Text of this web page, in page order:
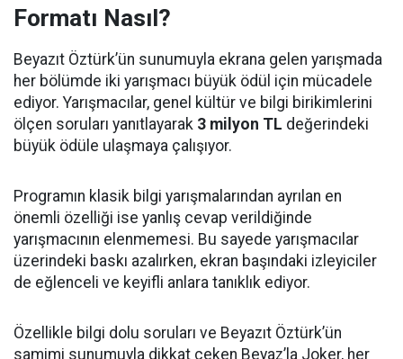
Formatı Nasıl?
Beyazıt Öztürk’ün sunumuyla ekrana gelen yarışmada
her bölümde iki yarışmacı büyük ödül için mücadele
ediyor. Yarışmacılar, genel kültür ve bilgi birikimlerini
ölçen soruları yanıtlayarak 3 milyon TL değerindeki
büyük ödüle ulaşmaya çalışıyor.
Programın klasik bilgi yarışmalarından ayrılan en
önemli özelliği ise yanlış cevap verildiğinde
yarışmacının elenmemesi. Bu sayede yarışmacılar
üzerindeki baskı azalırken, ekran başındaki izleyiciler
de eğlenceli ve keyifli anlara tanıklık ediyor.
Özellikle bilgi dolu soruları ve Beyazıt Öztürk’ün
samimi sunumuyla dikkat çeken Beyaz’la Joker, her